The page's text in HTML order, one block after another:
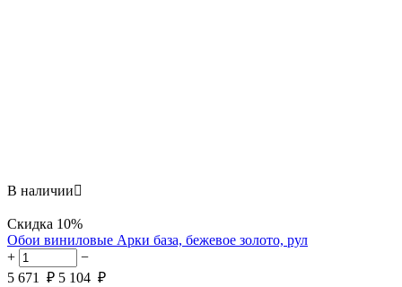
В наличии
Скидка 10%
Обои виниловые Арки база, бежевое золото, рул
+
−
5 671 ₽ 5 104 ₽